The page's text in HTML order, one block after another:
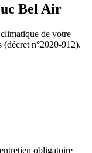
Bel Air
de votre
(décret n°2020-912).
obligatoire